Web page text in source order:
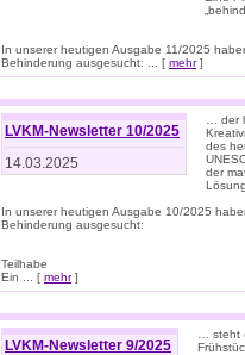
In unserer heutigen Ausgabe 11/2025
Behinderung ausgesucht: ... [ mehr]
LVKM-Newsletter 10/2025
14.03.2025
… der
des
der
In unserer heutigen Ausgabe 10/2025
Behinderung ausgesucht:
Teilhabe
Ein ... [ mehr]
LVKM-Newsletter 9/2025
… steht